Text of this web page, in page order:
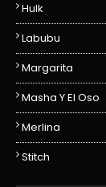
Hulk
Labubu
Margarita
Masha Y El Oso
Merlina
Stitch